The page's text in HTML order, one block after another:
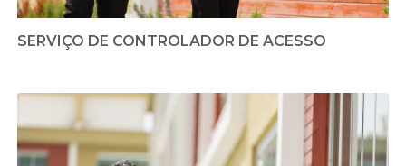
SERVIÇO DE CONTROLADOR DE ACESSO